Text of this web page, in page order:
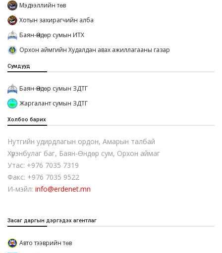
Мэдээллийн төв
Хотын захирагчийн алба
Баян-Өндөр сумын ИТХ
Орхон аймгийн Худалдан авах ажиллагааны газар
Сумдууд
Баян-Өндөр сумын ЗДТГ
Жаргалант сумын ЗДТГ
Холбоо барих
Нутгийн удирдлагын ордон, Амарын талбай
Хүрэнбулаг баг, Баян-Өндөр сум, Орхон аймаг
Утас: +976 7035 7319
Факс: +976 7035 9522
И-мэйл: info@erdenet.mn
Засаг даргын дэргэдэх агентлаг
Авто тээврийн төв